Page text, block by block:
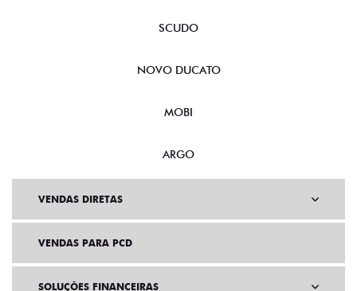
SCUDO
NOVO DUCATO
MOBI
ARGO
VENDAS DIRETAS
VENDAS PARA PCD
SOLUÇÕES FINANCEIRAS